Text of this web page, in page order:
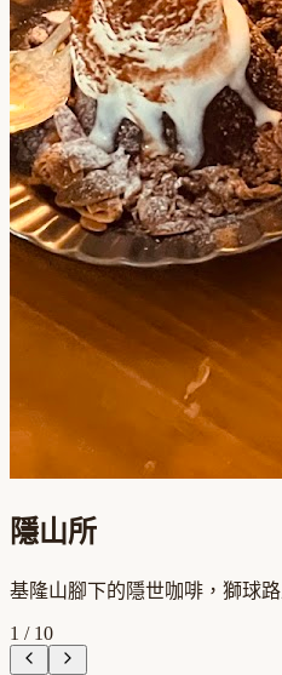
隱山所
基隆山腳下的隱世咖啡，獅球
1 / 10